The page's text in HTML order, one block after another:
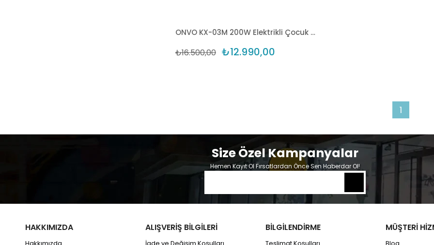
ONVO KX-03M 200W Elektrikli Çocuk Scooter - Mavi
₺12.990,00
₺16.500,00
1
Size Özel Kampanyalar
Hemen Kayıt Ol Fırsatlardan Önce Sen Haberdar Ol!
HAKKIMIZDA ALIŞVERİŞ BİLGİLERİ BİLGİLENDİRME MÜŞTERİ